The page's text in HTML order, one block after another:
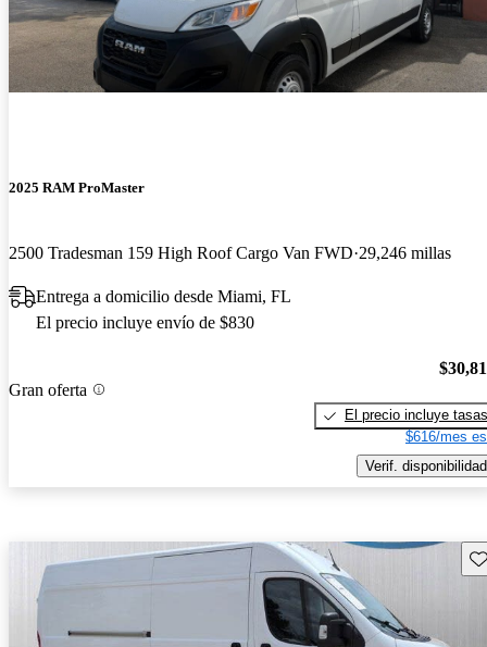
2025 RAM ProMaster
2500 Tradesman 159 High Roof Cargo Van FWD 29,246 millas
Entrega a domicilio desde Miami, FL
El precio incluye envío de $830
Gran oferta
El precio incluye tasas
$616/mes
Verif. disponibilidad